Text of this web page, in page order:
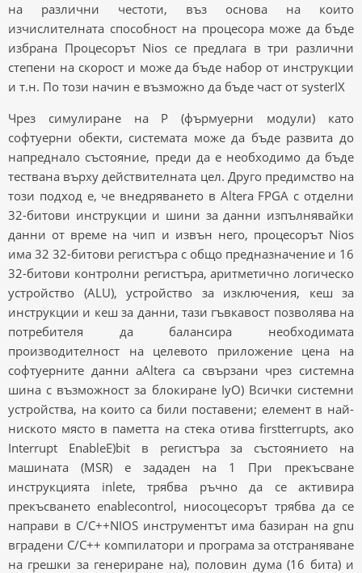
на различни честоти, въз основа на които
изчислителната способност на процесора може да бъде
избрана Процесорът Nios се предлага в три различни
степени на скорост и може да бъде набор от инструкции
и т.н. По този начин е възможно да бъде част от systerIX
Чрез симулиране на P (фърмуерни модули) като
софтуерни обекти, системата може да бъде развита до
напреднало състояние, преди да е необходимо да бъде
тествана върху действителната цел. Друго предимство на
този подход е, че внедряването в Altera FPGA с отделни
32-битови инструкции и шини за данни изпълнявайки
данни от време на чип и извън него, процесорът Nios
има 32 32-битови регистъра с общо предназначение и 16
32-битови контролни регистъра, аритметично логическо
устройство (ALU), устройство за изключения, кеш за
инструкции и кеш за данни, тази гъвкавост позволява на
потребителя да балансира необходимата
производителност на целевото приложение цена на
софтуерните данни aAltera са свързани чрез системна
шина с възможност за блокиране IyO) Всички системни
устройства, на които са били поставени; елемент в най-
ниското място в паметта на стека отива firstterrupts, ако
Interrupt EnableE)bit в регистъра за състоянието на
машината (MSR) е зададен на 1 При прекъсване
инструкцията inlete, трябва ръчно да се активира
прекъсването enablecontrol, ниосоцесорът трябва да се
направи в C/C++NIOS инструментът има базиран на gnu
вградени C/C++ компилатори и програма за отстраняване
на грешки за генериране на), половин дума (16 бита) и